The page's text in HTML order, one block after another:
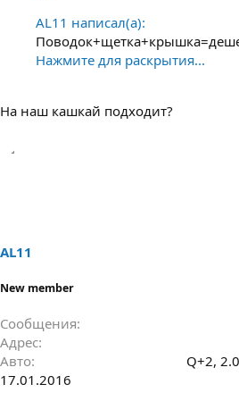
AL11 написал(а):
Нажмите для раскрытия...
На наш кашкай подходит?
AL11
New member
Сообщения
Адрес
Авто
Q+2,
17.01.2016